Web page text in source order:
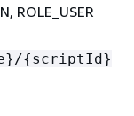
ROLE_USER
{scriptId}